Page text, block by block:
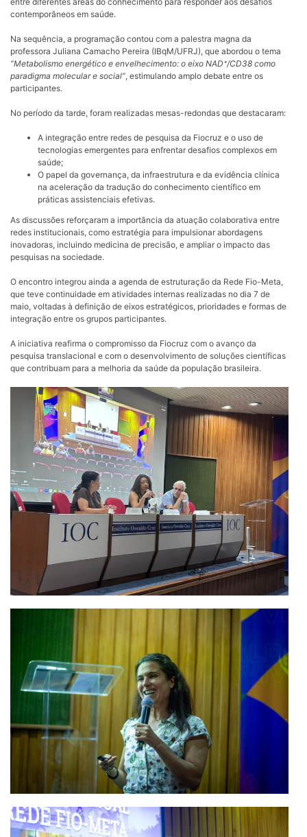
contemporâneos em saúde.
Na sequência, a programação contou com a palestra magna da
professora Juliana Camacho Pereira (IBqM/UFRJ), que abordou o tema
“Metabolismo energético e envelhecimento: o eixo NAD⁺/CD38 como
paradigma molecular e social”, estimulando amplo debate entre os
participantes.
No período da tarde, foram realizadas mesas-redondas que destacaram:
A integração entre redes de pesquisa da Fiocruz e o uso de
tecnologias emergentes para enfrentar desafios complexos em
saúde;
O papel da governança, da infraestrutura e da evidência clínica
na aceleração da tradução do conhecimento científico em
práticas assistenciais efetivas.
As discussões reforçaram a importância da atuação colaborativa entre
redes institucionais, como estratégia para impulsionar abordagens
inovadoras, incluindo medicina de precisão, e ampliar o impacto das
pesquisas na sociedade.
O encontro integrou ainda a agenda de estruturação da Rede Fio-Meta,
que teve continuidade em atividades internas realizadas no dia 7 de
maio, voltadas à definição de eixos estratégicos, prioridades e formas de
integração entre os grupos participantes.
A iniciativa reafirma o compromisso da Fiocruz com o avanço da
pesquisa translacional e com o desenvolvimento de soluções científicas
que contribuam para a melhoria da saúde da população brasileira.